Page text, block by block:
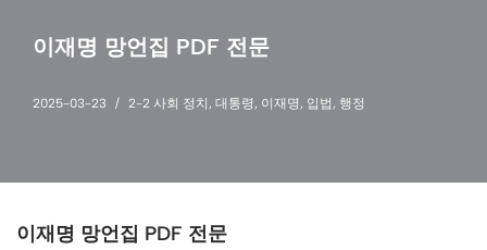
이재명 망언집 PDF 전문
2025-03-23 2-2 사회 정치 , 대통령 , 이재명 , 입법 , 행정
이재명 망언집 PDF 전문